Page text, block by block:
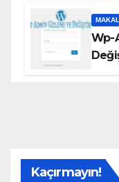
Wp-
Kaçırmayın!